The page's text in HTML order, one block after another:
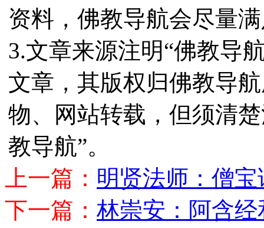
资料，佛教导航会尽量
3.文章来源注明“佛教导
文章，其版权归佛教导
物、网站转载，但须清
教导航”。
上一篇： 明贤法师：僧
下一篇： 林崇安：阿含